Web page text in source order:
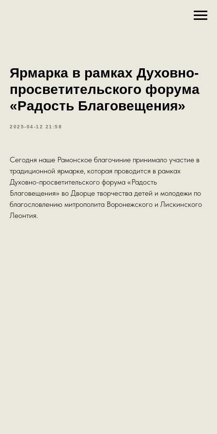
Ярмарка в рамках Духовно-
просветительского форума
«Радость Благовещения»
2025-04-12 21:58
Сегодня наше Рамонское благочиние принимало участие в
традиционной ярмарке, которая проводится в рамках
Духовно-просветительского форума «Радость
Благовещения» во Дворце творчества детей и молодежи по
благословлению митрополита Воронежского и Лискинского
Леонтия.